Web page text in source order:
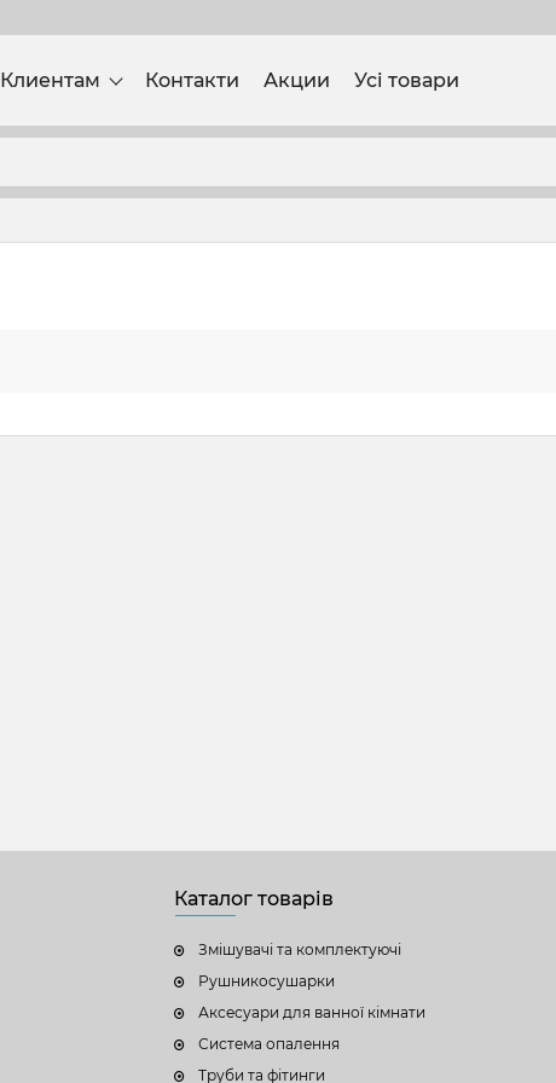
Клиентам Контакти Акции Усі товари
Каталог товарів
Змішувачі та комплектуючі
Рушникосушарки
Аксесуари для ванної кімнати
Система опалення
Труби та фітинги